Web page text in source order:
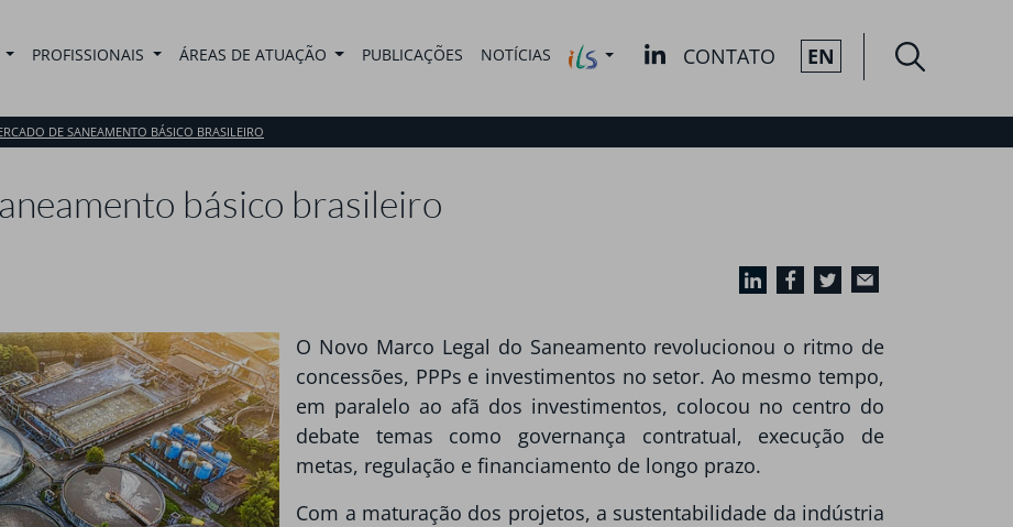
PROFISSIONAIS ÁREAS DE ATUAÇÃO PUBLICAÇÕES NOTÍCIAS CONTATO EN
DE SANEAMENTO BÁSICO BRASILEIRO
básico brasileiro
O Novo Marco Legal do Saneamento revolucionou o ritmo de
concessões, PPPs e investimentos no setor. Ao mesmo tempo,
em paralelo ao afã dos investimentos, colocou no centro do
debate temas como governança contratual, execução de
metas, regulação e financiamento de longo prazo.
Com a maturação dos projetos, a sustentabilidade da indústria